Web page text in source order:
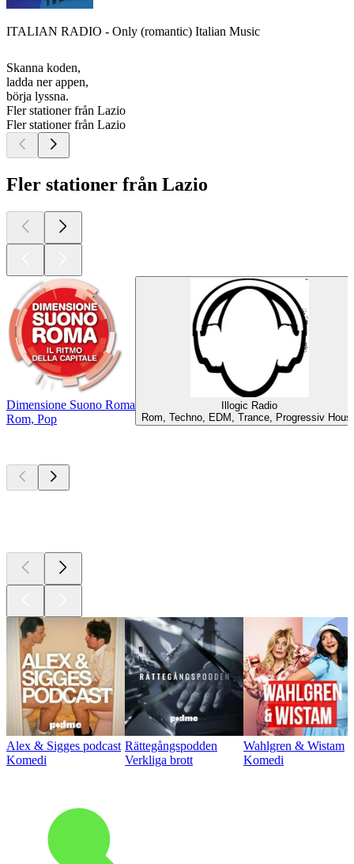
ITALIAN RADIO - Only (romantic) Italian Music
Skanna koden,
ladda ner appen,
börja lyssna.
Fler stationer från Lazio
Fler stationer från Lazio
Fler stationer från Lazio
Dimensione Suono Roma
Rom, Pop
Illogic Radio
Rom, Techno, EDM, Trance, Progressiv
Alex & Sigges podcast
Komedi
Rättegångspodden
Verkliga brott
Wahlgren & Wistam
Komedi